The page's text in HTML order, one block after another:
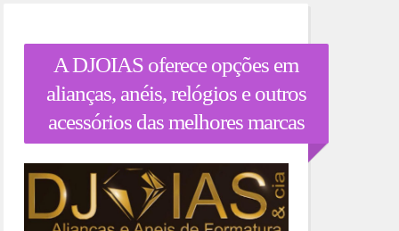
A DJOIAS oferece opções em
alianças, anéis, relógios e outros
acessórios das melhores marcas